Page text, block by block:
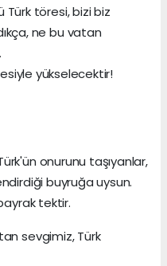
Türk töresi, bizi biz
ne bu vatan
yükselecektir!
onurunu taşıyanlar,
buyruğa uysun.
tektir.
sevgimiz, Türk